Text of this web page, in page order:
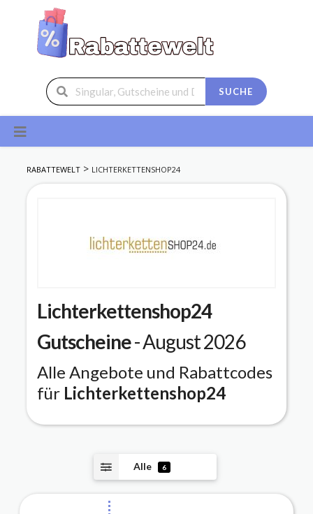
SUCHE
content
RABATTEWELT> LICHTERKETTENSHOP24
Lichterkettenshop24
Gutscheine- August 2026
Alle Angebote und Rabattcodes
für Lichterkettenshop24
Alle 6